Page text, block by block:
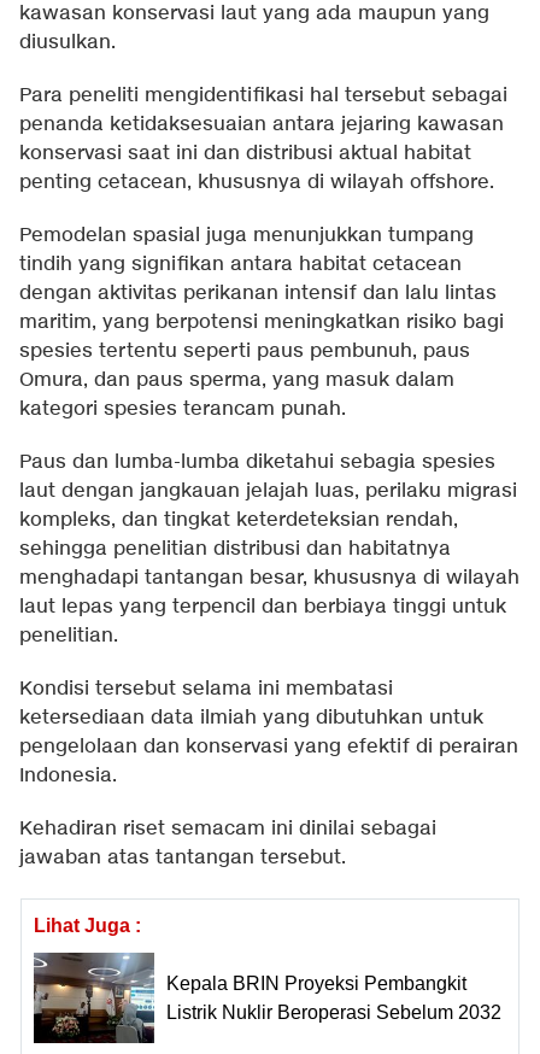
kawasan konservasi laut yang ada maupun yang
diusulkan.
Para peneliti mengidentifikasi hal tersebut sebagai
penanda ketidaksesuaian antara jejaring kawasan
konservasi saat ini dan distribusi aktual habitat
penting cetacean, khususnya di wilayah offshore.
Pemodelan spasial juga menunjukkan tumpang
tindih yang signifikan antara habitat cetacean
dengan aktivitas perikanan intensif dan lalu lintas
maritim, yang berpotensi meningkatkan risiko bagi
spesies tertentu seperti paus pembunuh, paus
Omura, dan paus sperma, yang masuk dalam
kategori spesies terancam punah.
Paus dan lumba-lumba diketahui sebagia spesies
laut dengan jangkauan jelajah luas, perilaku migrasi
kompleks, dan tingkat keterdeteksian rendah,
sehingga penelitian distribusi dan habitatnya
menghadapi tantangan besar, khususnya di wilayah
laut lepas yang terpencil dan berbiaya tinggi untuk
penelitian.
Kondisi tersebut selama ini membatasi
ketersediaan data ilmiah yang dibutuhkan untuk
pengelolaan dan konservasi yang efektif di perairan
Indonesia.
Kehadiran riset semacam ini dinilai sebagai
jawaban atas tantangan tersebut.
Lihat Juga :
Kepala BRIN Proyeksi Pembangkit
Listrik Nuklir Beroperasi Sebelum 2032